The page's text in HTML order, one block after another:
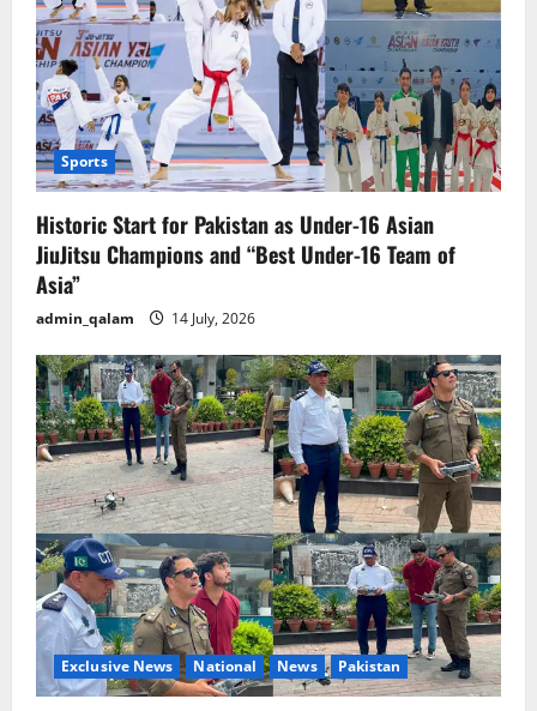
Sports
Historic Start for Pakistan as Under-16 Asian
JiuJitsu Champions and “Best Under-16 Team of
Asia”
admin_qalam 14 July, 2026
Exclusive News National News Pakistan